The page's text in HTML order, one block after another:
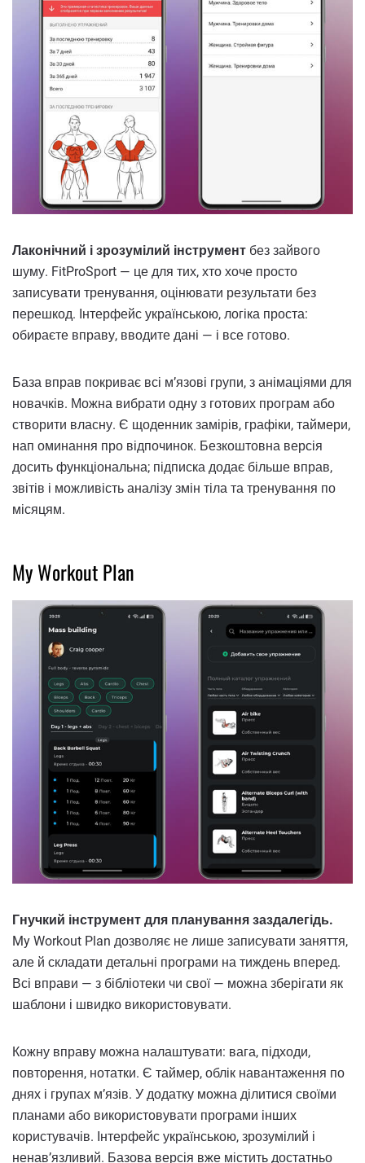
Лаконічний і зрозумілий інструмент без зайвого
шуму. FitProSport — це для тих, хто хоче просто
записувати тренування, оцінювати результати без
перешкод. Інтерфейс українською, логіка проста:
обираєте вправу, вводите дані — і все готово.
База вправ покриває всі м’язові групи, з анімаціями для
новачків. Можна вибрати одну з готових програм або
створити власну. Є щоденник замірів, графіки, таймери,
нап оминання про відпочинок. Безкоштовна версія
досить функціональна; підписка додає більше вправ,
звітів і можливість аналізу змін тіла та тренування по
місяцям.
My Workout Plan
Гнучкий інструмент для планування заздалегідь.
My Workout Plan дозволяє не лише записувати заняття,
але й складати детальні програми на тиждень вперед.
Всі вправи — з бібліотеки чи свої — можна зберігати як
шаблони і швидко використовувати.
Кожну вправу можна налаштувати: вага, підходи,
повторення, нотатки. Є таймер, облік навантаження по
днях і групах м’язів. У додатку можна ділитися своїми
планами або використовувати програми інших
користувачів. Інтерфейс українською, зрозумілий і
ненав’язливий. Базова версія вже містить достатньо